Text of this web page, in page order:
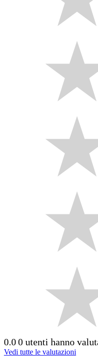
0.00 utenti hanno
Vedi tutte le valutazioni